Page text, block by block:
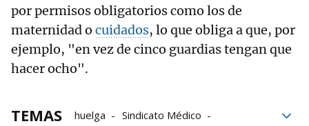
por permisos obligatorios como los de
maternidad o cuidados, lo que obliga a que, por
ejemplo, "en vez de cinco guardias tengan que
hacer ocho".
TEMAS huelga
Sindicato Médico